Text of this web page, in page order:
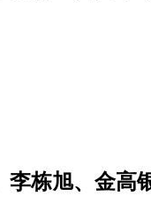
栋旭、金高